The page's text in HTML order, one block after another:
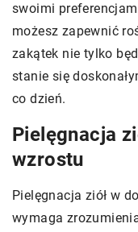
swoimi
możesz zapewnić
zakątek nie tylko
stanie się
co dzień.
Pielęgnacja
wzrostu
Pielęgnacja ziół w
wymaga